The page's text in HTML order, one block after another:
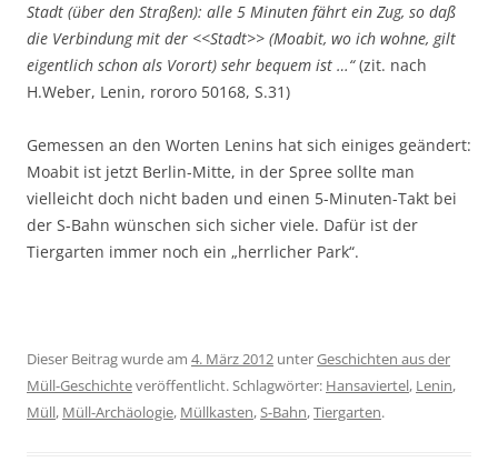
Stadt (über den Straßen): alle 5 Minuten fährt ein Zug, so daß
die Verbindung mit der <<Stadt>> (Moabit, wo ich wohne, gilt
eigentlich schon als Vorort) sehr bequem ist …“(zit. nach
H.Weber, Lenin, rororo 50168, S.31)
Gemessen an den Worten Lenins hat sich einiges geändert:
Moabit ist jetzt Berlin-Mitte, in der Spree sollte man
vielleicht doch nicht baden und einen 5-Minuten-Takt bei
der S-Bahn wünschen sich sicher viele. Dafür ist der
Tiergarten immer noch ein „herrlicher Park“.
Dieser Beitrag wurde am 4. März 2012 unterGeschichten aus der
Müll-Geschichteveröffentlicht. Schlagwörter: Hansaviertel, Lenin,
Müll, Müll-Archäologie, Müllkasten,S-Bahn,Tiergarten.